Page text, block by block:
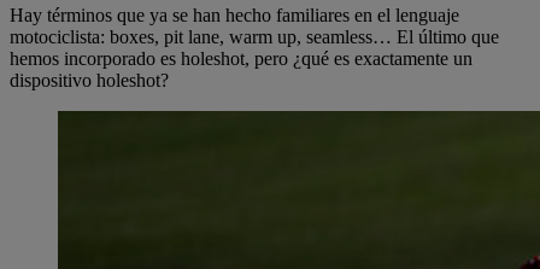
Hay términos que ya se han hecho familiares en el lenguaje
motociclista: boxes, pit lane, warm up, seamless… El último que
hemos incorporado es holeshot, pero ¿qué es exactamente un
dispositivo holeshot?